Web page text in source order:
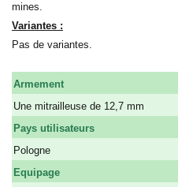
mines.
Variantes :
Pas de variantes.
Armement
Une mitrailleuse de 12,7 mm
Pays utilisateurs
Pologne
Equipage